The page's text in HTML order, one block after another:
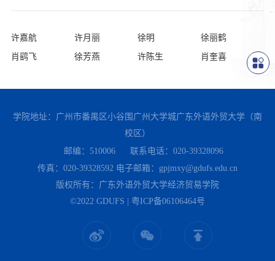
许嘉航 许月丽 徐明 徐丽鹤
肖鹞飞 徐芳燕 许陈生 肖奎喜
学院地址：广州市番禺区小谷围广州大学城广东外语外贸大学（南
校区）
邮编：510006
联系电话：020-39328096
传真：020-39328592 电子邮箱：gpjmxy@gdufs.edu.cn
版权所有：广东外语外贸大学经济贸易学院
©2022 GDUFS | 粤ICP备06106464号